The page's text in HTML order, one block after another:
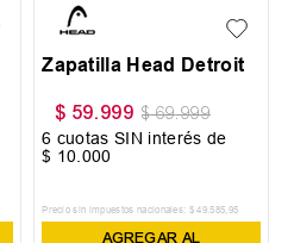
Zapatilla Head Detroit
$ 59.999 $ 69.999
6 cuotas SIN interés de
$ 10 000
Precio sin impuestos nacionales: $ 49.585,95
AGREGAR AL